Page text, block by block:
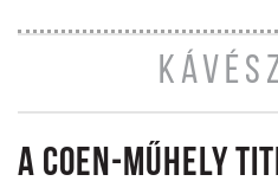
A COEN-MŰHELY